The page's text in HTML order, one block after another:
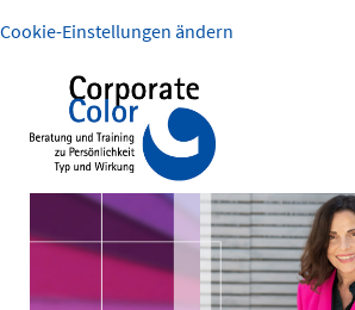
Cookie-Einstellungen ändern